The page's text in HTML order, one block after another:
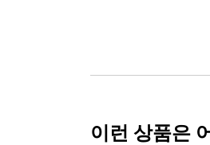
이런 상품은